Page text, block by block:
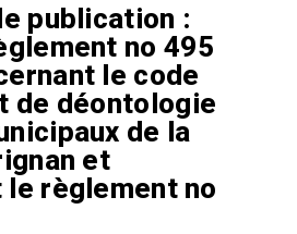
publication :
no 495
le code
de déontologie
de la
et
règlement no